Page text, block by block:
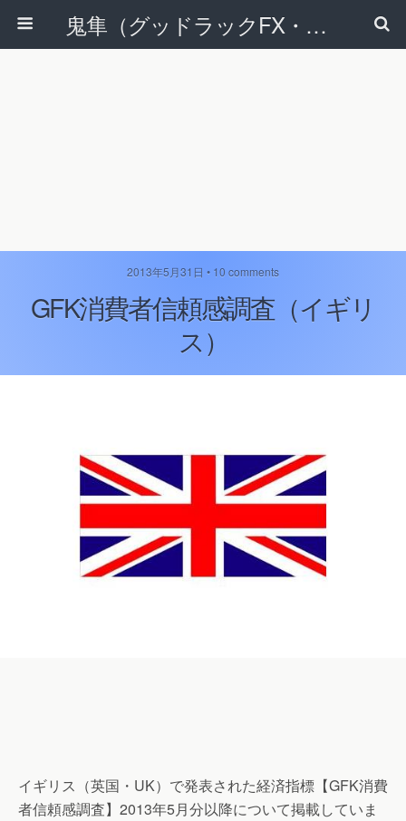
鬼隼（グッドラックFX・改）
2013年5月31日 • 10 comments
GFK消費者信頼感調査（イギリ
ス）
イギリス（英国・UK）で発表された経済指標【GFK消費
者信頼感調査】2013年5月分以降について掲載していま